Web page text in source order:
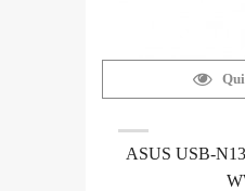
ASUS USB-